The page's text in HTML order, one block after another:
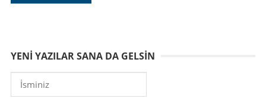
YENI YAZILAR SANA DA GELSIN